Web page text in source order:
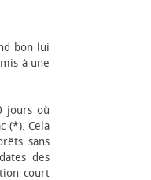
bon lui
à une
jours où
(*). Cela
sans
des
court